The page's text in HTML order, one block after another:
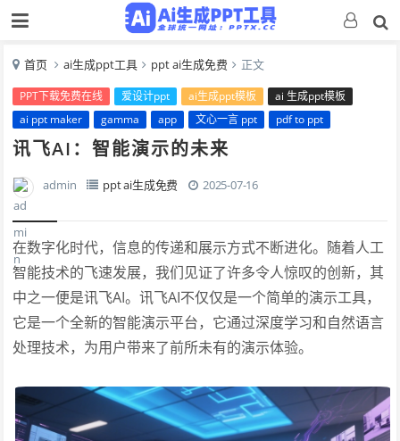
首页 ai生成ppt工具 ppt ai生成免费 正文
PPT下载免费在线 爱设计ppt ai生成ppt模板
ai 生成ppt模板
ai ppt maker
gamma app 文心一言 ppt pdf to ppt
讯飞AI：智能演示的未来
admin ppt ai生成免费 2025-07-16
在数字化时代，信息的传递和展示方式不断进化。随着人工
智能技术的飞速发展，我们见证了许多令人惊叹的创新，其
中之一便是讯飞AI。讯飞AI不仅仅是一个简单的演示工具，
它是一个全新的智能演示平台，它通过深度学习和自然语言
处理技术，为用户带来了前所未有的演示体验。